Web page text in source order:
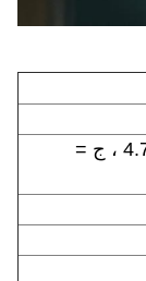
سداسي أ = 4.758 ، ج =